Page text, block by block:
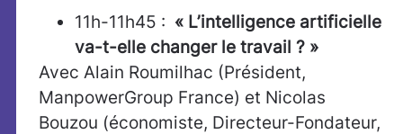
11h-11h45 : « L’intelligence artificielle
va-t-elle changer le travail ? »
Avec Alain Roumilhac (Président,
ManpowerGroup France) et Nicolas
Bouzou (économiste, Directeur-Fondateur,